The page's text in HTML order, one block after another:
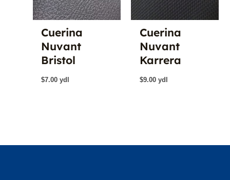
Cuerina
Nuvant
Bristol
$7.00 ydl
Cuerina
Nuvant
Karrera
$9.00 ydl